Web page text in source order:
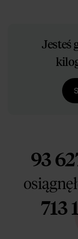
Priorytetowe
Video konsultacje z
Jesteś
93
713